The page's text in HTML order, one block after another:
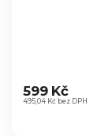
hodnocení
produktu
495,04 Kč bez DPH
599 Kč